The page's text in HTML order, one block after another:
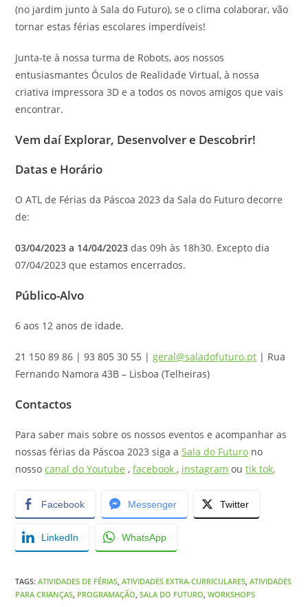
(no jardim junto à Sala do Futuro), se o clima colaborar, vão
tornar estas férias escolares imperdíveis!
Junta-te à nossa turma de Robots, aos nossos
entusiasmantes Óculos de Realidade Virtual, à nossa
criativa impressora 3D e a todos os novos amigos que vais
encontrar.
Vem daí Explorar, Desenvolver e Descobrir!
Datas e Horário
O ATL de Férias da Páscoa 2023 da Sala do Futuro decorre
de:
03/04/2023 a 14/04/2023das 09h às 18h30. Excepto dia
07/04/2023 que estamos encerrados.
Público-Alvo
6 aos 12 anos de idade.
21 150 89 86 | 93 805 30 55 |geral@saladofuturo.pt | Rua
Fernando Namora 43B – Lisboa (Telheiras)
Contactos
Para saber mais sobre os nossos eventos e acompanhar as
nossas férias da Páscoa 2023 siga aSala do Futuro no
nossocanal do Youtube ,facebook, instagram outik tok.
Facebook Messenger Twitter
LinkedIn WhatsApp
TAGS:ATIVIDADES DE FÉRIAS, ATIVIDADES EXTRA-CURRICULARES, ATIVIDADES
PARA CRIANÇAS, PROGRAMAÇÃO, SALA DO FUTURO, WORKSHOPS